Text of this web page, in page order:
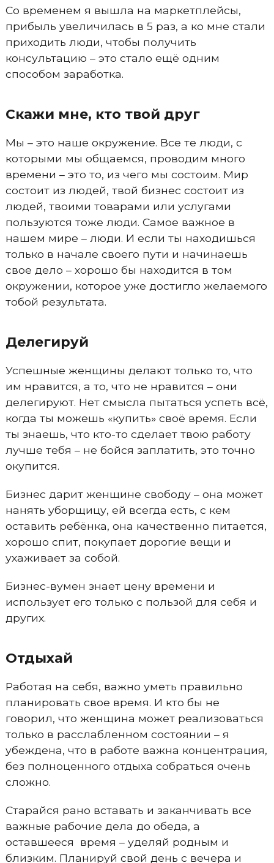
Со временем я вышла на маркетплейсы,
прибыль увеличилась в 5 раз, а ко мне стали
приходить люди, чтобы получить
консультацию – это стало ещё одним
способом заработка.
Скажи мне, кто твой друг
Мы – это наше окружение. Все те люди, с
которыми мы общаемся, проводим много
времени – это то, из чего мы состоим. Мир
состоит из людей, твой бизнес состоит из
людей, твоими товарами или услугами
пользуются тоже люди. Самое важное в
нашем мире – люди. И если ты находишься
только в начале своего пути и начинаешь
свое дело – хорошо бы находится в том
окружении, которое уже достигло желаемого
тобой результата.
Делегируй
Успешные женщины делают только то, что
им нравится, а то, что не нравится – они
делегируют. Нет смысла пытаться успеть всё,
когда ты можешь «купить» своё время. Если
ты знаешь, что кто-то сделает твою работу
лучше тебя – не бойся заплатить, это точно
окупится.
Бизнес дарит женщине свободу – она может
нанять уборщицу, ей всегда есть, с кем
оставить ребёнка, она качественно питается,
хорошо спит, покупает дорогие вещи и
ухаживает за собой.
Бизнес-вумен знает цену времени и
использует его только с пользой для себя и
других.
Отдыхай
Работая на себя, важно уметь правильно
планировать свое время. И кто бы не
говорил, что женщина может реализоваться
только в расслабленном состоянии – я
убеждена, что в работе важна концентрация,
без полноценного отдыха собраться очень
сложно.
Старайся рано вставать и заканчивать все
важные рабочие дела до обеда, а
оставшееся время – уделяй родным и
близким. Планируй свой день с вечера и